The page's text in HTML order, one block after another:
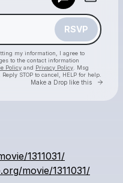
RSVP
my information, I agree to
to the contact information
Policy and Privacy Policy . Msg
STOP to cancel, HELP for help.
Make a Drop like this Go
1311031/
movie/1311031/